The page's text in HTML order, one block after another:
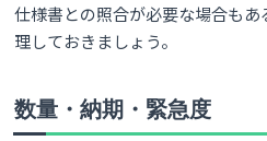
仕様書との照合が必要な場合も
理しておきましょう。
数量・納期・緊急度